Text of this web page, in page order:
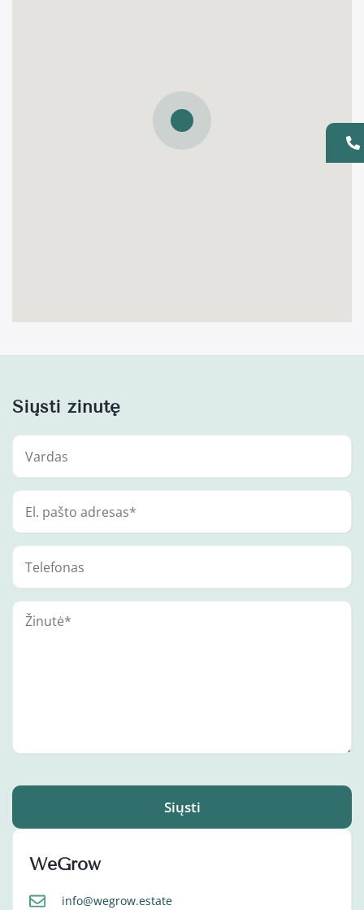
Siųsti žinutę
Siųsti
WeGrow
info@wegrow.estate